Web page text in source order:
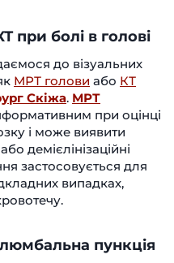
при болі в голові
до візуальних
МРТ голови або КТ
Скіжа. МРТ
при оцінці
і може виявити
демієлінізаційні
застосовується для
випадках,
люмбальна пункція